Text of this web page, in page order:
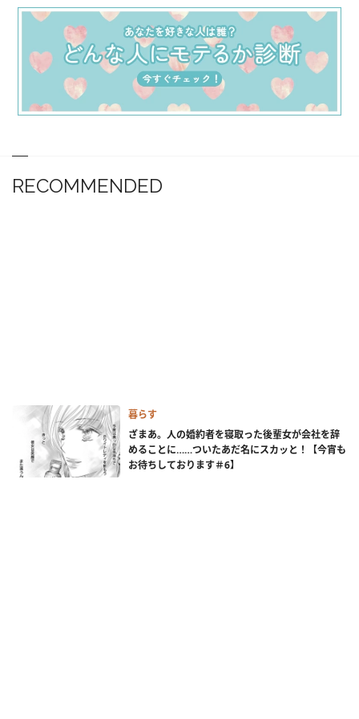
RECOMMENDED
暮らす
ざまあ。人の婚約者を寝取った後輩女が会社を辞
めることに……ついたあだ名にスカッと！【今宵も
お待ちしております＃6】